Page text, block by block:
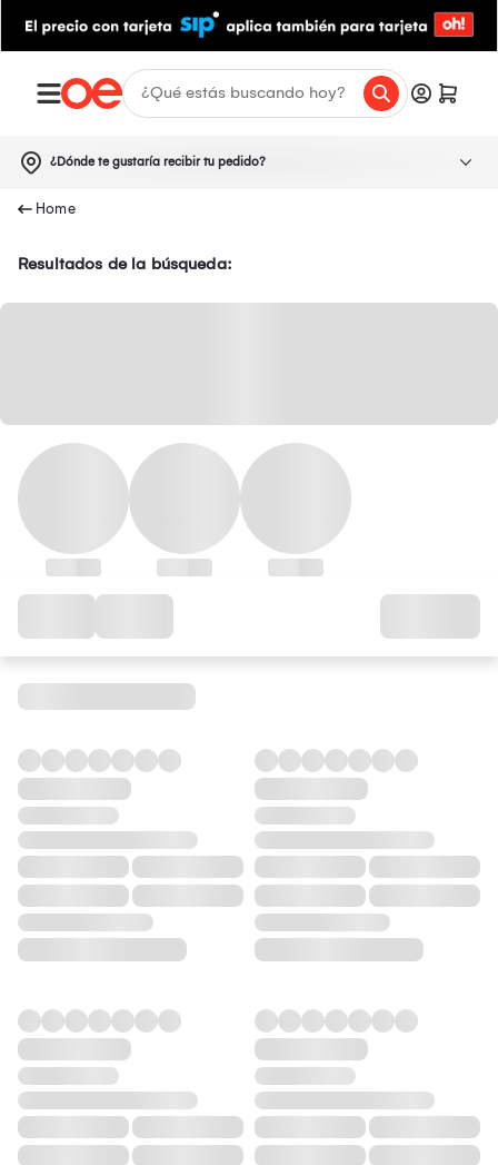
¿Dónde te gustaría recibir tu pedido?
Resultados de la búsqueda: